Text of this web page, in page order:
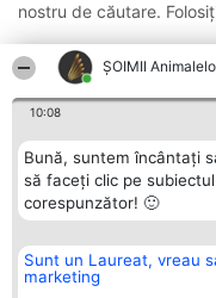
ŞOIMII
10:08
Bună, suntem încântați
să faceți clic pe
corespunzător! 🙂
Sunt un Laureat, vreau
marketing
nostru de căutare.
Organizator Ranking
BRIGHT SOLUTIONS BR SRL